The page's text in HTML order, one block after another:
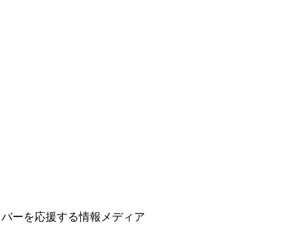
ーを応援する情報メディア